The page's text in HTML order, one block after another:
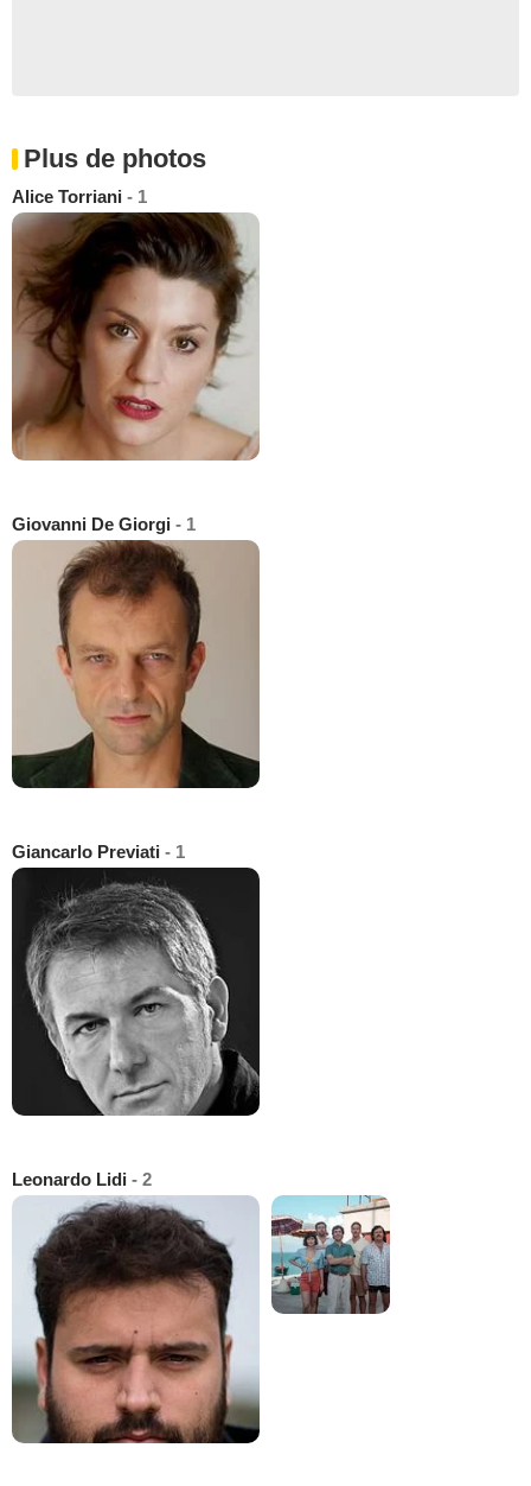
Plus de photos
Alice Torriani - 1
Giovanni De Giorgi - 1
Giancarlo Previati - 1
Leonardo Lidi - 2